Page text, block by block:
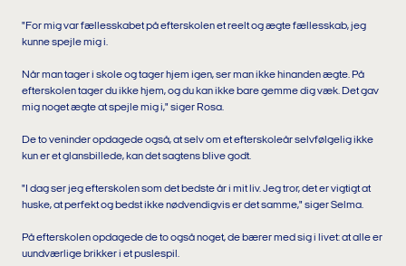
"For mig var fællesskabet på efterskolen et reelt og ægte fællesskab, jeg
kunne spejle mig i.
Når man tager i skole og tager hjem igen, ser man ikke hinanden ægte. På
efterskolen tager du ikke hjem, og du kan ikke bare gemme dig væk. Det gav
mig noget ægte at spejle mig i," siger Rosa.
De to veninder opdagede også, at selv om et efterskoleår selvfølgelig ikke
kun er et glansbillede, kan det sagtens blive godt.
"I dag ser jeg efterskolen som det bedste år i mit liv. Jeg tror, det er vigtigt at
huske, at perfekt og bedst ikke nødvendigvis er det samme," siger Selma.
På efterskolen opdagede de to også noget, de bærer med sig i livet: at alle er
uundværlige brikker i et puslespil.